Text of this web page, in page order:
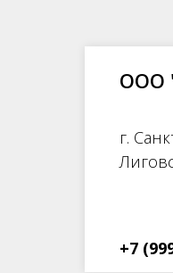
ООО
г.
+7